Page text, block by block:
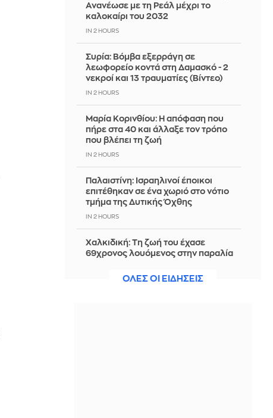
Ανανέωσε με τη Ρεάλ μέχρι το
καλοκαίρι του 2032
IN 2 HOURS
Συρία: Βόμβα εξερράγη σε
λεωφορείο κοντά στη Δαμασκό - 2
νεκροί και 13 τραυματίες (Βίντεο)
IN 2 HOURS
Μαρία Κορινθίου: Η απόφαση που
πήρε στα 40 και άλλαξε τον τρόπο
που βλέπει τη ζωή
IN 2 HOURS
Παλαιστίνη: Ισραηλινοί έποικοι
επιτέθηκαν σε ένα χωριό στο νότιο
τμήμα της Δυτικής Όχθης
IN 2 HOURS
Χαλκιδική: Τη ζωή του έχασε
69χρονος λουόμενος στην παραλία
ΟΛΕΣ ΟΙ ΕΙΔΗΣΕΙΣ